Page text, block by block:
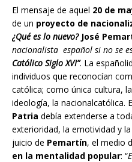
El mensaje de aquel 20 de
de un proyecto de
¿Qué es lo nuevo?José
nacionalista español si no se
Católico Siglo XVI”. La
individuos que reconocían
católica; como única cultura,
ideología, la nacionalcatólica.
Patria debía extenderse a
exterioridad, la emotividad y
juicio de Pemartín, el medio
en la mentalidad popular: “